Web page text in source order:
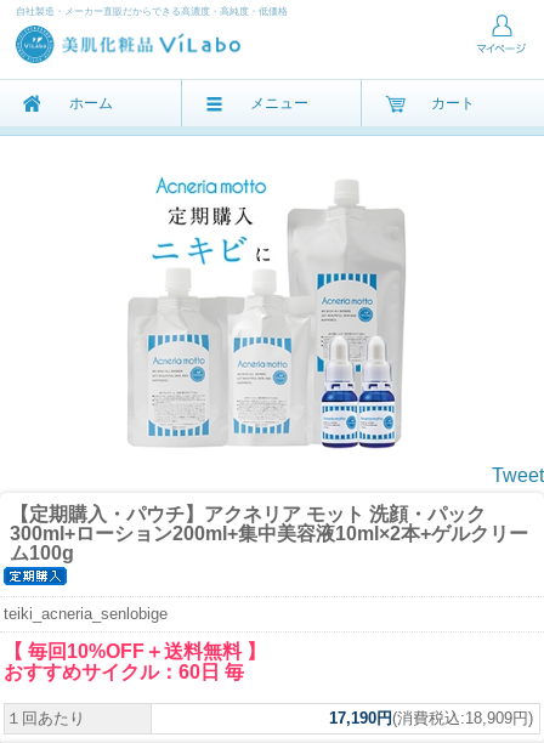
自社製造・メーカー直販だからできる高濃度・高純度・低価格
ホーム メニュー カート
Tweet
【定期購入・パウチ】アクネリア モット 洗顔・パック
300ml+ローション200ml+集中美容液10ml×2本+ゲルクリー
ム100g
teiki_acneria_senlobige
【 毎回10%OFF＋送料無料 】
おすすめサイクル：60日 毎
１回あたり 17,190円(消費税込:18,909円)